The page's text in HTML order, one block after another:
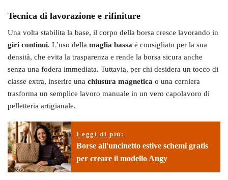
Tecnica di lavorazione e rifiniture
Una volta stabilita la base, il corpo della borsa cresce lavorando in
giri continui. L’uso della maglia bassa è consigliato per la sua
densità, che evita la trasparenza e rende la borsa sicura anche
senza una fodera immediata. Tuttavia, per chi desidera un tocco di
classe extra, inserire una chiusura magnetica o una cerniera
trasforma un semplice lavoro manuale in un vero capolavoro di
pelletteria artigianale.
Leggi di più:
Borse all'uncinetto estive schemi gratis
per creare il modello Angy